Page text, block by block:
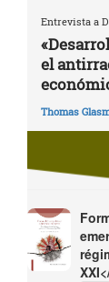
Entrevista a
el
Thomas